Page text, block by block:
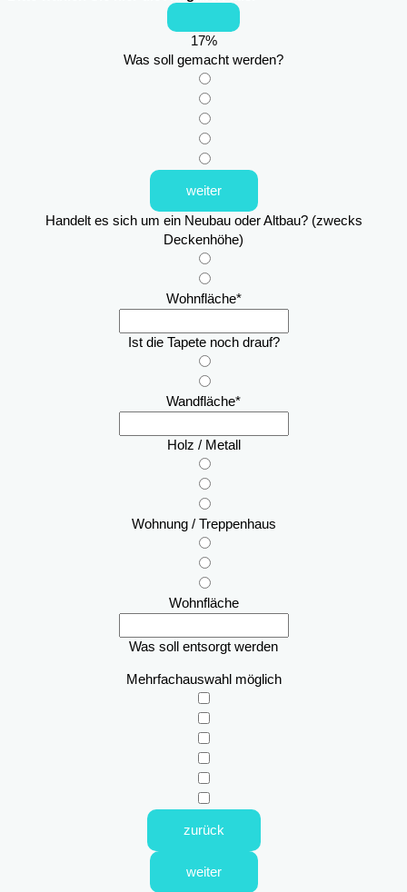
17%
Was soll gemacht werden?
weiter
Handelt es sich um ein Neubau oder Altbau? (zwecks
Deckenhöhe)
Wohnfläche*
Ist die Tapete noch drauf?
Wandfläche*
Holz / Metall
Wohnung / Treppenhaus
Wohnfläche
Was soll entsorgt werden
Mehrfachauswahl möglich
zurück
weiter